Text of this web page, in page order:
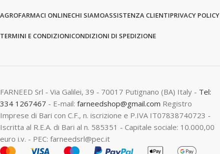
AGROFARMACI ONLINECHI SIAMOASSISTENZA CLIENTIPRIVACY POLICY
TERMINI E CONDIZIONICONDIZIONI DI SPEDIZIONE
FARNEED Srl - Via Galilei, 39 - 70017 Putignano (BA) Italy - Tel:
334 1267467 - E-mail: farneedshop@gmail.com Registro
Imprese di Bari con C.F., n. iscrizione e P.IVA IT07838740723 -
Iscritta al R.E.A. di Bari al n. 585351 - Capitale sociale: 10.000,00
euro i.v. - PEC: farneedsrl@pec.it